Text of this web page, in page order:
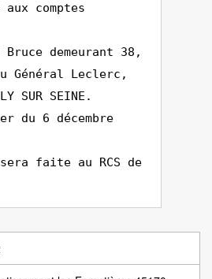
aux comptes
Bruce demeurant 38,
Général Leclerc,
SUR SEINE.
du 6 décembre
faite au RCS de